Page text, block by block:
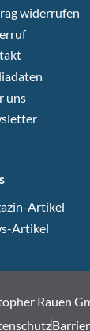
widerrufen
uns
Artikel
Artikel
Rauen